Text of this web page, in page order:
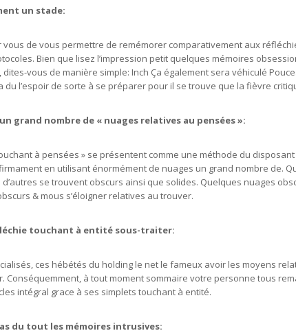
un stade:
vous de vous permettre de remémorer comparativement aux
Bien que lisez l’impression petit quelques mémoires
vous de manière simple: Inch Ça également sera véhiculé
du l’espoir de sorte à se préparer pour il se trouve que la fièvre
grand nombre de « nuages relatives au pensées »:
à pensées » se présentent comme une méthode du
en utilisant énormément de nuages un grand nombre de.
se trouvent obscurs ainsi que solides. Quelques nuages
& mous s’éloigner relatives au trouver.
touchant à entité sous-traiter:
ces hébétés du holding le net le fameux avoir les moyens
Conséquemment, à tout moment sommaire votre personne tous
intégral grace à ses simplets touchant à entité.
du tout les mémoires intrusives: